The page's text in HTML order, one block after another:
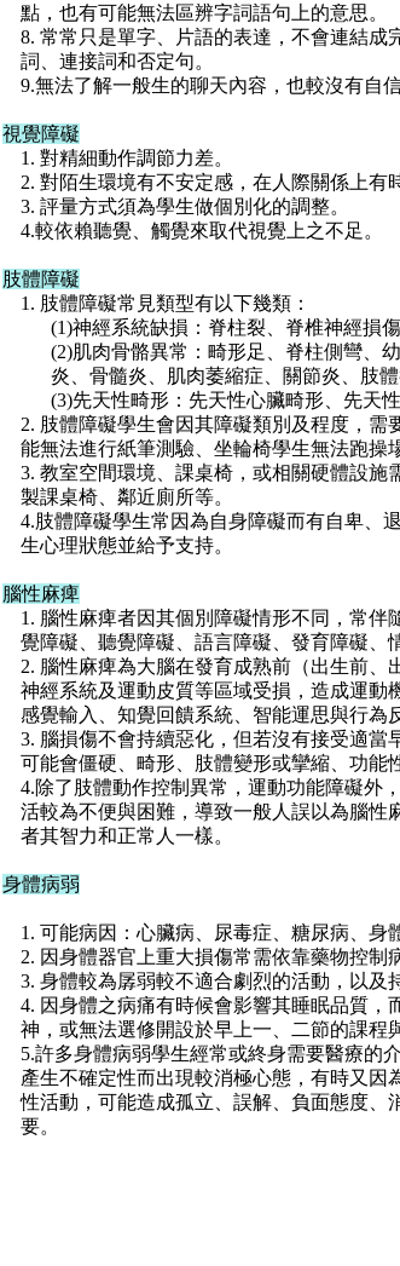
點，也有可能無法區辨字詞語句上的意思。
8. 常常只是單字、片語的表達，不會連結
詞、連接詞和否定句。
9.無法了解一般生的聊天內容，也較沒有自
視覺障礙
1. 對精細動作調節力差。
2. 對陌生環境有不安定感，在人際關係上有
3. 評量方式須為學生做個別化的調整。
4.較依賴聽覺、觸覺來取代視覺上之不足。
肢體障礙
1. 肢體障礙常見類型有以下幾類：
(1)神經系統缺損：脊柱裂、脊椎神經損
(2)肌肉骨骼異常：畸形足、脊柱側彎、
炎、骨髓炎、肌肉萎縮症、關節炎、肢體
(3)先天性畸形：先天性心臟畸形、先天
2. 肢體障礙學生會因其障礙類別及程度，
能無法進行紙筆測驗、坐輪椅學生無法跑操
3. 教室空間環境、課桌椅，或相關硬體設
製課桌椅、鄰近廁所等。
4.肢體障礙學生常因為自身障礙而有自卑、
生心理狀態並給予支持。
腦性麻痺
1. 腦性麻痺者因其個別障礙情形不同，常
覺障礙、聽覺障礙、語言障礙、發育障礙、
2. 腦性麻痺為大腦在發育成熟前（出生前
神經系統及運動皮質等區域受損，造成運動
感覺輸入、知覺回饋系統、智能運思與行為
3. 腦損傷不會持續惡化，但若沒有接受適
可能會僵硬、畸形、肢體變形或攣縮、功能
4.除了肢體動作控制異常，運動功能障礙外
活較為不便與困難，導致一般人誤以為腦性
者其智力和正常人一樣。
身體病弱
1. 可能病因：心臟病、尿毒症、糖尿病、身
2. 因身體器官上重大損傷常需依靠藥物控制
3. 身體較為孱弱較不適合劇烈的活動，以及
4. 因身體之病痛有時候會影響其睡眠品質
神，或無法選修開設於早上一、二節的課程
5.許多身體病弱學生經常或終身需要醫療的
產生不確定性而出現較消極心態，有時又
性活動，可能造成孤立、誤解、負面態度、
要。